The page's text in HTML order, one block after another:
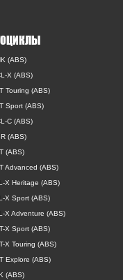
(ABS)
X (ABS)
Touring (ABS)
Sport (ABS)
C (ABS)
(ABS)
(ABS)
Advanced (ABS)
X Heritage (ABS)
X Sport (ABS)
X Adventure (ABS)
X Sport (ABS)
X Touring (ABS)
Explore (ABS)
(ABS)